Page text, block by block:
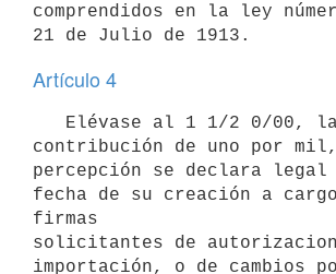
comprendidos en la ley
Artículo 4
contribución de uno por
percepción se declara legal
fecha de su creación a
firmas
solicitantes de
importación, o de cambios